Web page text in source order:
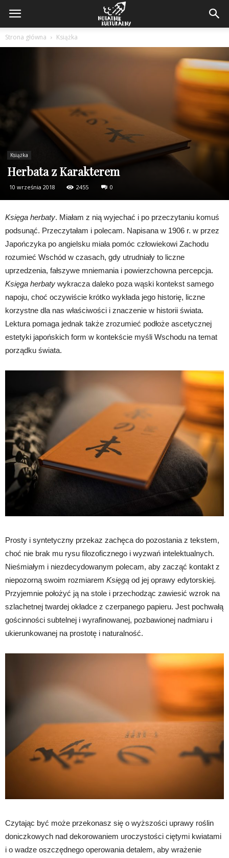
Strona główna Książka
Książka
Herbata z Karakterem
10 września 2018 2455 0
Księga herbaty. Miałam z nią wyjechać i po przeczytaniu komuś
podsunąć. Przeczytałam i polecam. Napisana w 1906 r. w przez
Japończyka po angielsku miała pomóc człowiekowi Zachodu
rozumieć Wschód w czasach, gdy utrudniały to liczne
uprzedzenia, fałszywe mniemania i powierzchowna percepcja.
Księga herbaty wykracza daleko poza wąski kontekst samego
napoju, choć oczywiście krótko wykłada jego historię, liczne
korzystne dla nas właściwości i znaczenie w historii świata.
Lektura pomaga jednak także zrozumieć podłoże ascetycznej
estetyki japońskich form w kontekście myśli Wschodu na temat
porządku świata.
Prosty i syntetyczny przekaz zachęca do pozostania z tekstem,
choć nie brak mu rysu filozoficznego i wyzwań intelektualnych.
Nieśmiałym i niezdecydowanym polecam, aby zacząć kontakt z
niepozorną swoim rozmiarem Księgą od jej oprawy edytorskiej.
Przyjemnie położyć ją na stole i przechodząc zawiesić wzrok na
szlachetnej twardej okładce z czerpanego papieru. Jest pochwałą
gościnności subtelnej i wyrafinowanej, pozbawionej nadmiaru i
ukierunkowanej na prostotę i naturalność.
Czytając być może przekonasz się o wyższości uprawy roślin
doniczkowych nad dekorowaniem uroczystości ciętymi kwiatami
i o wadze oszczędnego operowania detalem, aby wrażenie